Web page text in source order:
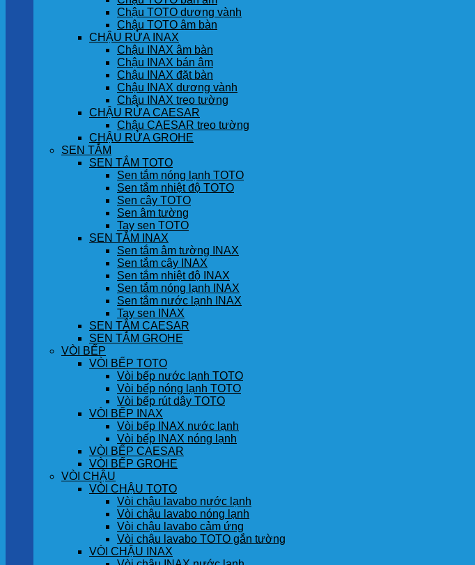
Chậu TOTO dương vành
Chậu TOTO âm bàn
CHẬU RỬA INAX
Chậu INAX âm bàn
Chậu INAX bán âm
Chậu INAX đặt bàn
Chậu INAX dương vành
Chậu INAX treo tường
CHẬU RỬA CAESAR
Chậu CAESAR treo tường
CHẬU RỬA GROHE
SEN TẮM
SEN TẮM TOTO
Sen tắm nóng lạnh TOTO
Sen tắm nhiệt độ TOTO
Sen cây TOTO
Sen âm tường
Tay sen TOTO
SEN TẮM INAX
Sen tắm âm tường INAX
Sen tắm cây INAX
Sen tắm nhiệt độ INAX
Sen tắm nóng lạnh INAX
Sen tắm nước lạnh INAX
Tay sen INAX
SEN TẮM CAESAR
SEN TẮM GROHE
VÒI BẾP
VÒI BẾP TOTO
Vòi bếp nước lạnh TOTO
Vòi bếp nóng lạnh TOTO
Vòi bếp rút dây TOTO
VÒI BẾP INAX
Vòi bếp INAX nước lạnh
Vòi bếp INAX nóng lạnh
VÒI BẾP CAESAR
VÒI BẾP GROHE
VÒI CHẬU
VÒI CHẬU TOTO
Vòi chậu lavabo nước lạnh
Vòi chậu lavabo nóng lạnh
Vòi chậu lavabo cảm ứng
Vòi chậu lavabo TOTO gắn tường
VÒI CHẬU INAX